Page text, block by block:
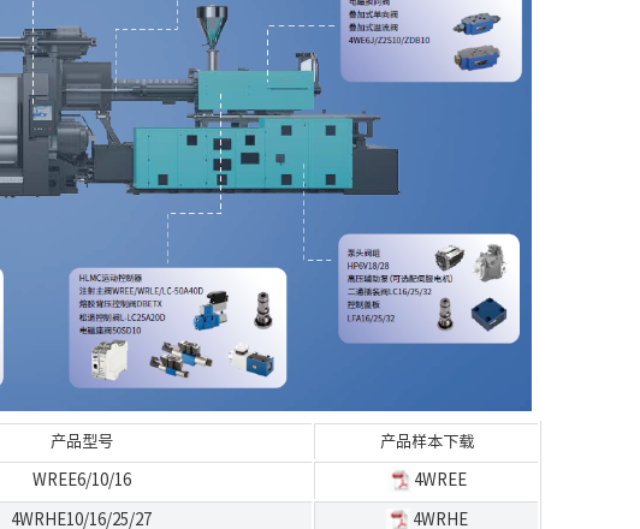
产品型号 产品样本下载
WREE6/10/16 4WREE
4WRHE10/16/25/27 4WRHE